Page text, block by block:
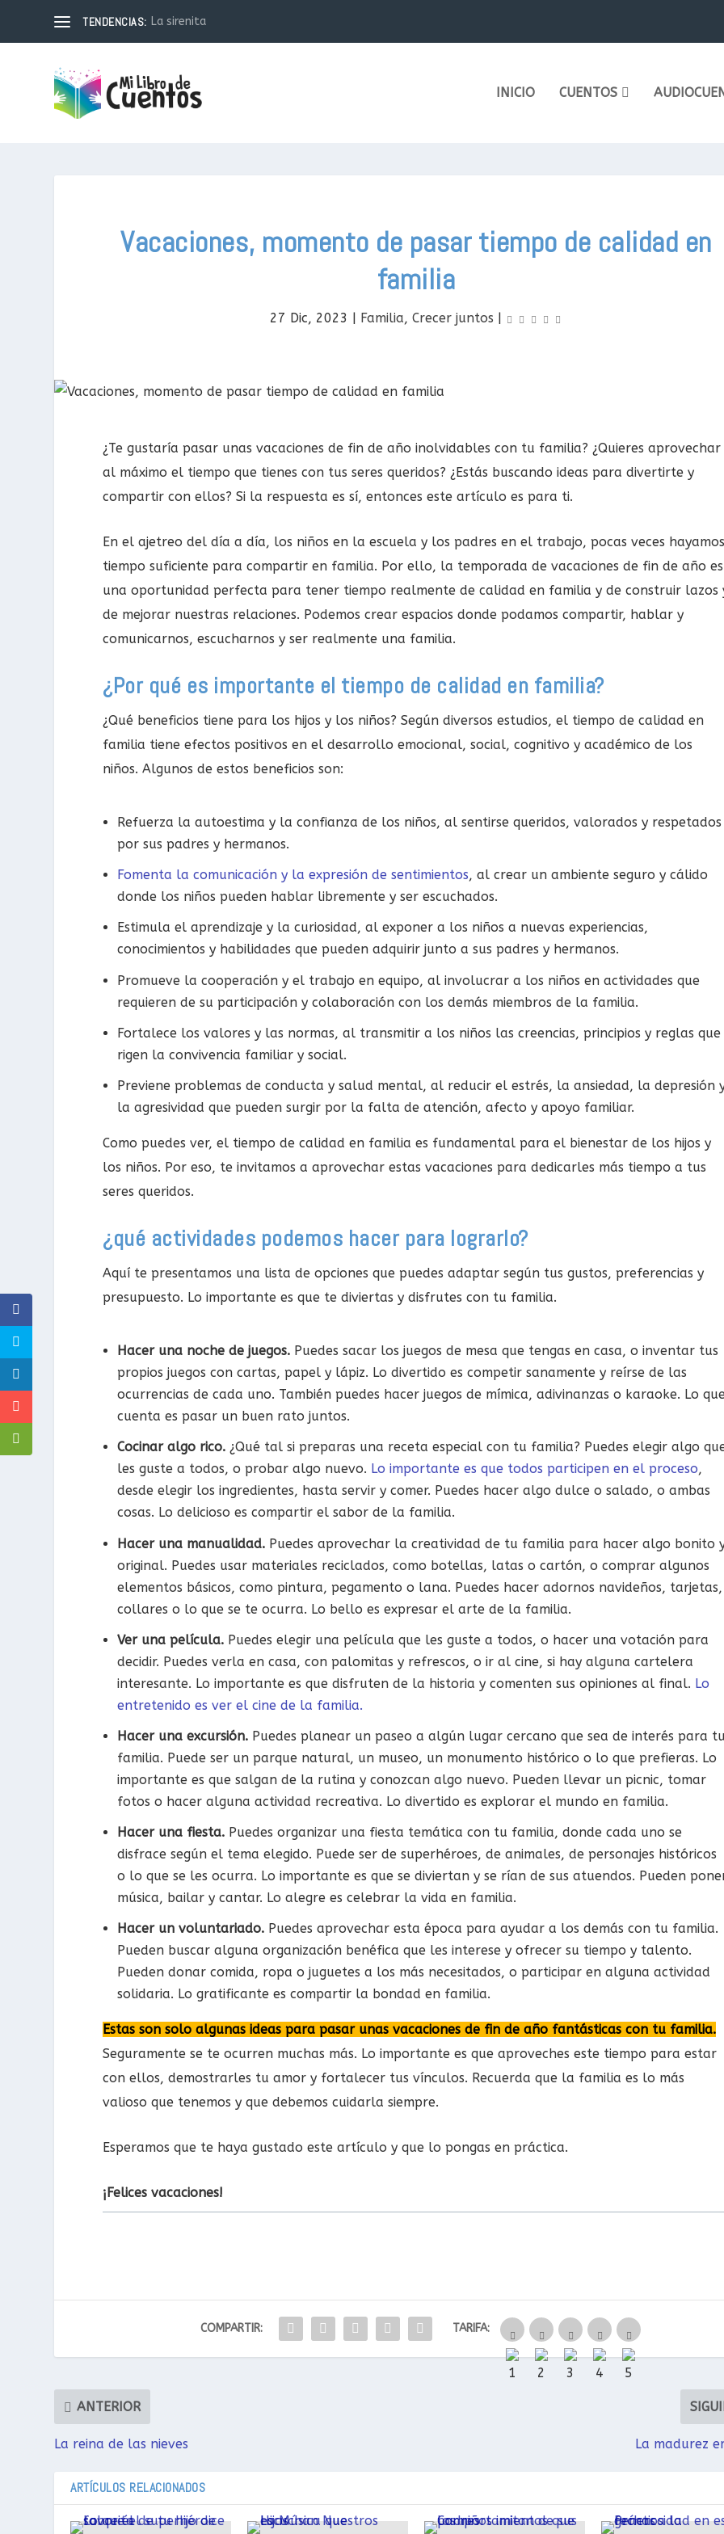
TENDENCIAS: El Amigo Generoso: Una historia sobre la importancia de...
INICIO CUENTOS
Vacaciones, momento de pasar tiempo de calidad en
familia
27 Dic, 2023 | Familia, Crecer juntos |
¿Te gustaría pasar unas vacaciones de fin de año inolvidables con tu familia? ¿Quieres aprovechar
al máximo el tiempo que tienes con tus seres queridos? ¿Estás buscando ideas para divertirte y
compartir con ellos? Si la respuesta es sí, entonces este artículo es para ti.
En el ajetreo del día a día, los niños en la escuela y los padres en el trabajo, pocas veces
tiempo suficiente para compartir en familia. Por ello, la temporada de vacaciones de fin de año es
una oportunidad perfecta para tener tiempo realmente de calidad en familia y de construir lazos
de mejorar nuestras relaciones. Podemos crear espacios donde podamos compartir, hablar y
comunicarnos, escucharnos y ser realmente una familia.
¿Por qué es importante el tiempo de calidad en familia?
¿Qué beneficios tiene para los hijos y los niños? Según diversos estudios, el tiempo de calidad en
familia tiene efectos positivos en el desarrollo emocional, social, cognitivo y académico de los
niños. Algunos de estos beneficios son:
Refuerza la autoestima y la confianza de los niños, al sentirse queridos, valorados y respetados
por sus padres y hermanos.
Fomenta la comunicación y la expresión de sentimientos, al crear un ambiente seguro y cálido
donde los niños pueden hablar libremente y ser escuchados.
Estimula el aprendizaje y la curiosidad, al exponer a los niños a nuevas experiencias,
conocimientos y habilidades que pueden adquirir junto a sus padres y hermanos.
Promueve la cooperación y el trabajo en equipo, al involucrar a los niños en actividades que
requieren de su participación y colaboración con los demás miembros de la familia.
Fortalece los valores y las normas, al transmitir a los niños las creencias, principios y reglas que
rigen la convivencia familiar y social.
Previene problemas de conducta y salud mental, al reducir el estrés, la ansiedad, la depresión
la agresividad que pueden surgir por la falta de atención, afecto y apoyo familiar.
Como puedes ver, el tiempo de calidad en familia es fundamental para el bienestar de los hijos y
los niños. Por eso, te invitamos a aprovechar estas vacaciones para dedicarles más tiempo a tus
seres queridos.
¿qué actividades podemos hacer para lograrlo?
Aquí te presentamos una lista de opciones que puedes adaptar según tus gustos, preferencias y
presupuesto. Lo importante es que te diviertas y disfrutes con tu familia.
Hacer una noche de juegos. Puedes sacar los juegos de mesa que tengas en casa, o inventar tus
propios juegos con cartas, papel y lápiz. Lo divertido es competir sanamente y reírse de las
ocurrencias de cada uno. También puedes hacer juegos de mímica, adivinanzas o karaoke. Lo
cuenta es pasar un buen rato juntos.
Cocinar algo rico. ¿Qué tal si preparas una receta especial con tu familia? Puedes elegir algo
les guste a todos, o probar algo nuevo. Lo importante es que todos participen en el proceso,
desde elegir los ingredientes, hasta servir y comer. Puedes hacer algo dulce o salado, o ambas
cosas. Lo delicioso es compartir el sabor de la familia.
Hacer una manualidad. Puedes aprovechar la creatividad de tu familia para hacer algo bonito
original. Puedes usar materiales reciclados, como botellas, latas o cartón, o comprar algunos
elementos básicos, como pintura, pegamento o lana. Puedes hacer adornos navideños, tarjetas,
collares o lo que se te ocurra. Lo bello es expresar el arte de la familia.
Ver una película. Puedes elegir una película que les guste a todos, o hacer una votación para
decidir. Puedes verla en casa, con palomitas y refrescos, o ir al cine, si hay alguna cartelera
interesante. Lo importante es que disfruten de la historia y comenten sus opiniones al final. Lo
entretenido es ver el cine de la familia.
Hacer una excursión. Puedes planear un paseo a algún lugar cercano que sea de interés para
familia. Puede ser un parque natural, un museo, un monumento histórico o lo que prefieras. Lo
importante es que salgan de la rutina y conozcan algo nuevo. Pueden llevar un picnic, tomar
fotos o hacer alguna actividad recreativa. Lo divertido es explorar el mundo en familia.
Hacer una fiesta. Puedes organizar una fiesta temática con tu familia, donde cada uno se
disfrace según el tema elegido. Puede ser de superhéroes, de animales, de personajes históricos
o lo que se les ocurra. Lo importante es que se diviertan y se rían de sus atuendos. Pueden
música, bailar y cantar. Lo alegre es celebrar la vida en familia.
Hacer un voluntariado. Puedes aprovechar esta época para ayudar a los demás con tu familia.
Pueden buscar alguna organización benéfica que les interese y ofrecer su tiempo y talento.
Pueden donar comida, ropa o juguetes a los más necesitados, o participar en alguna actividad
solidaria. Lo gratificante es compartir la bondad en familia.
Estas son solo algunas ideas para pasar unas vacaciones de fin de año fantásticas con tu familia.
Seguramente se te ocurren muchas más. Lo importante es que aproveches este tiempo para estar
con ellos, demostrarles tu amor y fortalecer tus vínculos. Recuerda que la familia es lo más
valioso que tenemos y que debemos cuidarla siempre.
Esperamos que te haya gustado este artículo y que lo pongas en práctica.
¡Felices vacaciones!
COMPARTIR: TARIFA:
ANTERIOR
La reina de las nieves La madurez
ARTÍCULOS RELACIONADOS